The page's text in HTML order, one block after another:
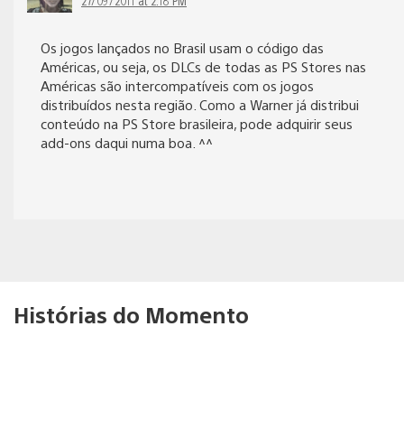
Os jogos lançados no Brasil usam o código das
Américas, ou seja, os DLCs de todas as PS Stores nas
Américas são intercompatíveis com os jogos
distribuídos nesta região. Como a Warner já distribui
conteúdo na PS Store brasileira, pode adquirir seus
add-ons daqui numa boa. ^^
Histórias do Momento